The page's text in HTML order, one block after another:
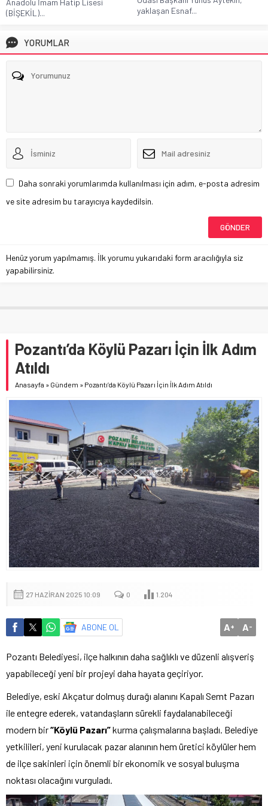
Anadolu İmam Hatip Lisesi
(BİŞEKİL)...
yaklaşan Esnaf...
YORUMLAR
Daha sonraki yorumlarımda kullanılması için adım, e-posta adresim
ve site adresim bu tarayıcıya kaydedilsin.
Henüz yorum yapılmamış. İlk yorumu yukarıdaki form aracılığıyla siz
yapabilirsiniz.
Pozantı’da Köylü Pazarı İçin İlk Adım
Atıldı
Anasayfa » Gündem » Pozantı’da Köylü Pazarı İçin İlk Adım Atıldı
27 HAZIRAN 2025 10:09 0 1.204
ABONE OL A+ A-
Pozantı Belediyesi, ilçe halkının daha sağlıklı ve düzenli alışveriş
yapabileceği yeni bir projeyi daha hayata geçiriyor.
Belediye, eski Akçatur dolmuş durağı alanını Kapalı Semt Pazarı
ile entegre ederek, vatandaşların sürekli faydalanabileceği
modern bir“Köylü Pazarı”kurma çalışmalarına başladı. Belediye
yetkilileri, yeni kurulacak pazar alanının hem üretici köylüler hem
de ilçe sakinleri için önemli bir ekonomik ve sosyal buluşma
noktası olacağını vurguladı.